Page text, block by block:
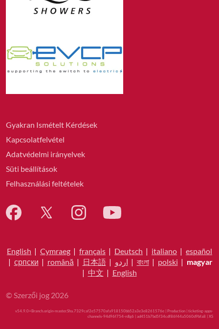
Gyakran Ismételt Kérdések
Kapcsolatfelvétel
Adatvédelmi irányelvek
Süti beállítások
Felhasználási feltételek
English | Cymraeg | français | Deutsch | italiano | español
| српски | română | 日本語| اردو | বাংলা| polski | magyar
| 中文 | English
© Szerzői jog 2026
v54.9.0+Branch.origin-master.Sha.7329caf2e57570afa918150bb52a3e3e8261576e | Production | ticketing-apps-
channels-94d96f754-rdlg6 | ad451b7bd5f34cdf86f44a5060d9bfa8 | XS